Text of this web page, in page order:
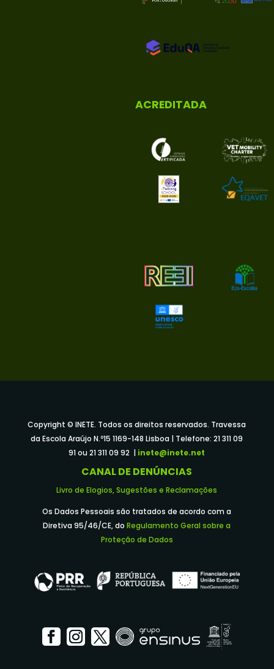
ACREDITADA
Copyright © INETE. Todos os direitos reservados. Travessa
da Escola Araújo N.º15 1169-148 Lisboa | Telefone: 21 311 09
91 ou 21 311 09 92 | inete@inete.net
CANAL DE DENÚNCIAS
Livro de Elogios, Sugestões e Reclamações
Os Dados Pessoais são tratados de acordo com a
Diretiva 95/46/CE, doRegulamento Geral sobre a
Proteção de Dados